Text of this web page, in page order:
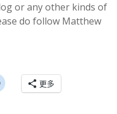
or any other kinds of
do follow Matthew
更多